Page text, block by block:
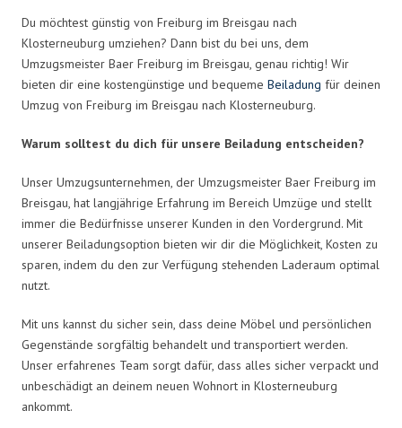
Du möchtest günstig von Freiburg im Breisgau nach
Klosterneuburg umziehen? Dann bist du bei uns, dem
Umzugsmeister Baer Freiburg im Breisgau, genau richtig! Wir
bieten dir eine kostengünstige und bequeme Beiladung für deinen
Umzug von Freiburg im Breisgau nach Klosterneuburg.
Warum solltest du dich für unsere Beiladung entscheiden?
Unser Umzugsunternehmen, der Umzugsmeister Baer Freiburg im
Breisgau, hat langjährige Erfahrung im Bereich Umzüge und stellt
immer die Bedürfnisse unserer Kunden in den Vordergrund. Mit
unserer Beiladungsoption bieten wir dir die Möglichkeit, Kosten zu
sparen, indem du den zur Verfügung stehenden Laderaum optimal
nutzt.
Mit uns kannst du sicher sein, dass deine Möbel und persönlichen
Gegenstände sorgfältig behandelt und transportiert werden.
Unser erfahrenes Team sorgt dafür, dass alles sicher verpackt und
unbeschädigt an deinem neuen Wohnort in Klosterneuburg
ankommt.